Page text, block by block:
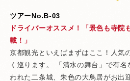
ツアーNo.B-03
ドライバーオススメ！「景色も寺院
載！」
京都観光といえばまずはここ！人気
く巡ります。 「清水の舞台」で有
われた二条城、朱色の大鳥居がお出